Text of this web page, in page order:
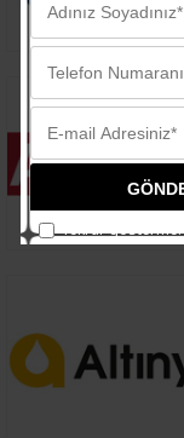
Tekrar gösterme.